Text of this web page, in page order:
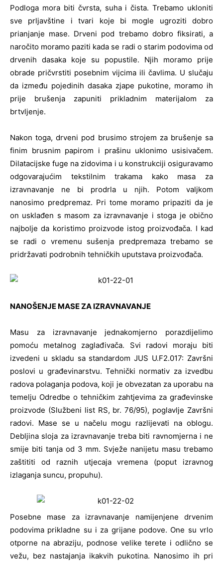
Podloga mora biti čvrsta, suha i čista. Trebamo ukloniti
sve prljavštine i tvari koje bi mogle ugroziti dobro
prianjanje mase. Drveni pod trebamo dobro fiksirati, a
naročito moramo paziti kada se radi o starim podovima od
drvenih dasaka koje su popustile. Njih moramo prije
obrade pričvrstiti posebnim vijcima ili čavlima. U slučaju
da između pojedinih dasaka zjape pukotine, moramo ih
prije brušenja zapuniti prikladnim materijalom za
brtvljenje.
Nakon toga, drveni pod brusimo strojem za brušenje sa
finim brusnim papirom i prašinu uklonimo usisivačem.
Dilatacijske fuge na zidovima i u konstrukciji osiguravamo
odgovarajućim tekstilnim trakama kako masa za
izravnavanje ne bi prodrla u njih. Potom valjkom
nanosimo predpremaz. Pri tome moramo pripaziti da je
on usklađen s masom za izravnavanje i stoga je obično
najbolje da koristimo proizvode istog proizvođača. I kad
se radi o vremenu sušenja predpremaza trebamo se
pridržavati podrobnih tehničkih uputstava proizvođača.
NANOŠENJE MASE ZA IZRAVNAVANJE
Masu za izravnavanje jednakomjerno porazdijelimo
pomoću metalnog zaglađivača. Svi radovi moraju biti
izvedeni u skladu sa standardom JUS U.F2.017: Završni
poslovi u građevinarstvu. Tehnički normativ za izvedbu
radova polaganja podova, koji je obvezatan za uporabu na
temelju Odredbe o tehničkim zahtjevima za građevinske
proizvode (Službeni list RS, br. 76/95), poglavlje Završni
radovi. Mase se u načelu mogu razlijevati na oblogu.
Debljina sloja za izravnavanje treba biti ravnomjerna i ne
smije biti tanja od 3 mm. Svježe nanijetu masu trebamo
zaštititi od raznih utjecaja vremena (poput izravnog
izlaganja suncu, propuhu).
Posebne mase za izravnavanje namijenjene drvenim
podovima prikladne su i za grijane podove. One su vrlo
otporne na abraziju, podnose velike terete i odlično se
vežu, bez nastajanja ikakvih pukotina. Nanosimo ih pri